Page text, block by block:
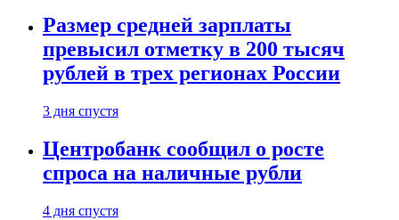
Размер средней зарплаты
превысил отметку в 200 тысяч
рублей в трех регионах России
3 дня спустя
Центробанк сообщил о росте
спроса на наличные рубли
4 дня спустя